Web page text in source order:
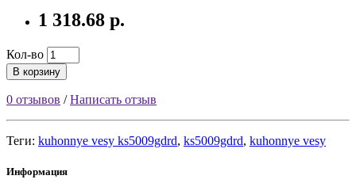
1 318.68 р.
Кол-во
В корзину
0 отзывов /Написать отзыв
Теги: kuhonnye vesy ks5009gdrd, ks5009gdrd, kuhonnye vesy
Информация